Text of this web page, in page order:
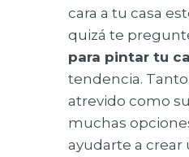
cara a tu casa
quizá te
para pintar tu
tendencia.
atrevido como
muchas
ayudarte a crear